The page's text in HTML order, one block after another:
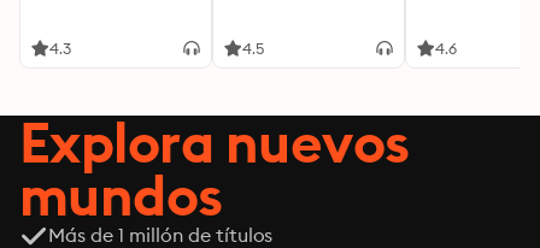
4.3 4.5 4.6
Explora nuevos
mundos
Más de 1 millón de títulos